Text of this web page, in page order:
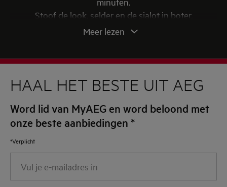
Stoof de look, selder en de sjalot in boter.
Voeg de mosselen toe en blus met witte wijn.
en zout gedurende 8 minuten.
Maak de selderjus met mosselsap, selder, peterselie,
boter en zure room in een blender. Passeer door een
zeef en mix.
Bak de polderaardappelen gedurende 1 uur op een
lepel en meng met 200 g boter en 30 g zure room tot
Meer lezen
HAAL HET BESTE UIT AEG
Word lid van MyAEG en word beloond met
onze beste aanbiedingen *
*Verplicht